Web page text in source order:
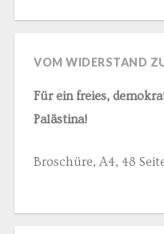
VOM WIDERSTAND
Für ein freies,
Palästina!
Broschüre, A4, 48